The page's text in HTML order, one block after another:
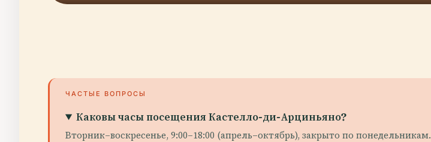
ЧАСТЫЕ ВОПРОСЫ
Каковы часы посещения Кастелло-ди-Арциньяно?
Вторник–воскресенье, 9:00–18:00 (апрель–октябрь), закрыто по понедельникам.